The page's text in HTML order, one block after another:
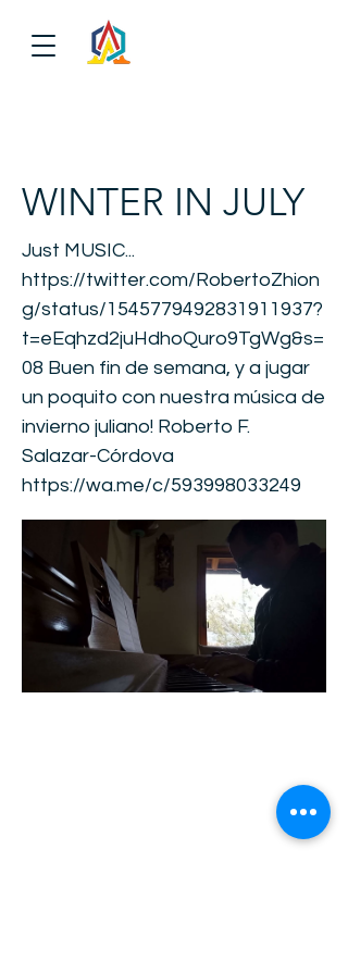
WINTER IN JULY
Just MUSIC...
https://twitter.com/RobertoZhion
g/status/1545779492831911937?
t=eEqhzd2juHdhoQuro9TgWg&s=
08 Buen fin de semana, y a jugar
un poquito con nuestra música de
invierno juliano! Roberto F.
Salazar-Córdova
https://wa.me/c/593998033249